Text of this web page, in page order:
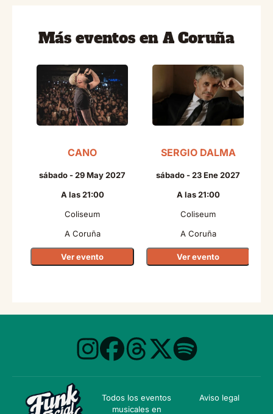
Más eventos en A Coruña
CANO
sábado - 29 May 2027
A las 21:00
Coliseum
A Coruña
Ver evento
SERGIO DALMA
sábado - 23 Ene 2027
A las 21:00
Coliseum
A Coruña
Ver evento
Todos los eventos
musicales en
Aviso legal